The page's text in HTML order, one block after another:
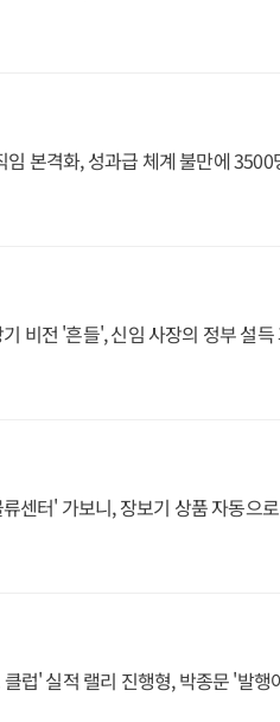
본격화, 성과급 체계 불만에 3500
비전 '흔들', 신임 사장의 정부 설득
센터' 가보니, 장보기 상품 자동으
럽' 실적 랠리 진행형, 박종문 '발행